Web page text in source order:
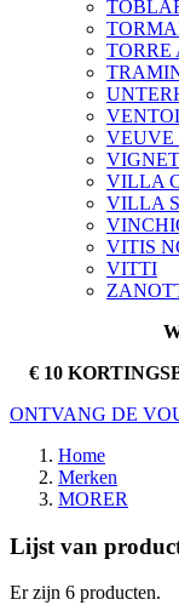
TORRE
VEUVE
VILLA
VILLA
VITIS
VITTI
€ 10
ONTVANG DE
Home
Merken
MORER
Lijst van
Er zijn 6 producten.